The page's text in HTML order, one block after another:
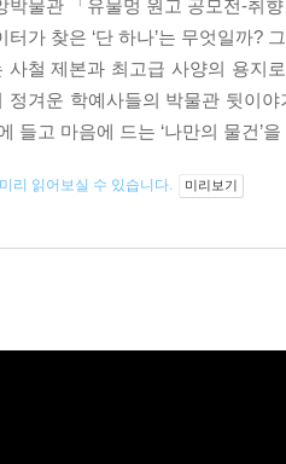
박물관 「유물멍 원고 공모전-취
터가 찾은 ‘단 하나’는 무엇일까?
사철 제본과 최고급 사양의 용지
정겨운 학예사들의 박물관 뒷이
들고 마음에 드는 ‘나만의 물건’
리 읽어보실 수 있습니다. 미리보기